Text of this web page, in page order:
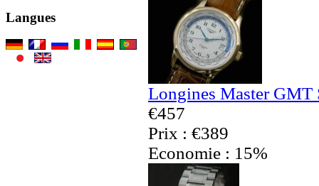
Langues
Longines Master GMT
€457
Prix : €389
Economie : 15%